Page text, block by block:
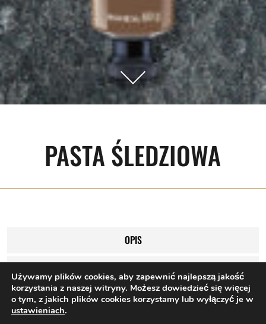
PASTA ŚLEDZIOWA
OPIS
WARTOŚCI ODŻYWCZE
Używamy plików cookies, aby zapewnić najlepszą jakość
korzystania z naszej witryny. Możesz dowiedzieć się więcej
o tym, z jakich plików cookies korzystamy lub wyłączyć je w
ustawieniach.